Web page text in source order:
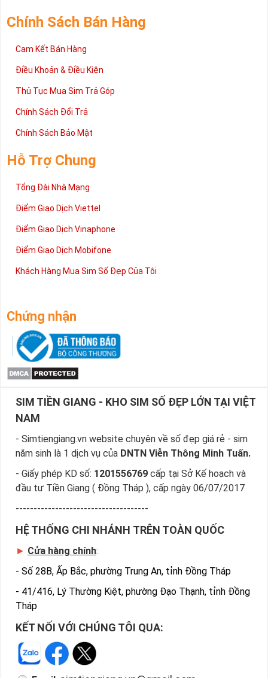
Chính Sách Bán Hàng
Cam Kết Bán Hàng
Điều Khoản & Điều Kiện
Thủ Tục Mua Sim Trả Góp
Chính Sách Đổi Trả
Chính Sách Bảo Mật
Hỗ Trợ Chung
Tổng Đài Nhà Mạng
Điểm Giao Dịch Viettel
Điểm Giao Dịch Vinaphone
Điểm Giao Dịch Mobifone
Khách Hàng Mua Sim Số Đẹp Của Tôi
Chứng nhận
SIM TIỀN GIANG - KHO SIM SỐ ĐẸP LỚN TẠI VIỆT
NAM
- Simtiengiang.vn website chuyên về số đẹp giá rẻ - sim
năm sinh là 1 dịch vụ của DNTN Viễn Thông Minh Tuấn.
- Giấy phép KD số: 1201556769 cấp tại Sở Kế hoạch và
đầu tư Tiền Giang ( Đồng Tháp ), cấp ngày 06/07/2017
-------------------------------------
HỆ THỐNG CHI NHÁNH TRÊN TOÀN QUỐC
► Cửa hàng chính:
- Số 28B, Ấp Bắc, phường Trung An, tỉnh Đồng Tháp
- 41/416, Lý Thường Kiệt, phường Đạo Thạnh, tỉnh Đồng
Tháp
KẾT NỐI VỚI CHÚNG TÔI QUA: